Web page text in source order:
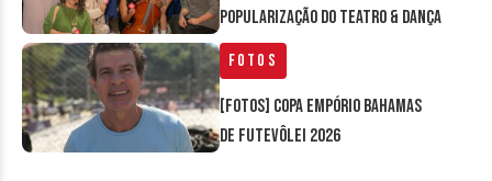
Popularização do Teatro & Dança
Fotos
[FOTOS] Copa Empório Bahamas
de Futevôlei 2026